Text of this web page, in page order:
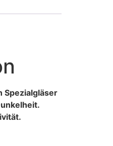
Spezialgläser